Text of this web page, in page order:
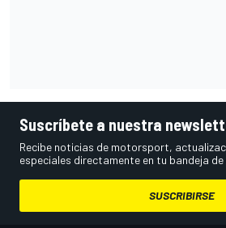
Suscríbete a nuestra
Recibe noticias de motorsport,
especiales directamente en tu bandeja
SUSCRIBIRSE